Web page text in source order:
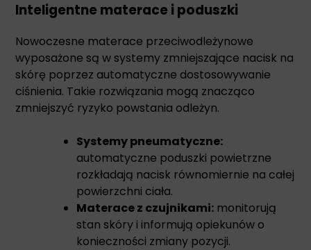
Inteligentne materace i poduszki
Nowoczesne materace przeciwodleżynowe
wyposażone są w systemy zmniejszające nacisk na
skórę poprzez automatyczne dostosowywanie
ciśnienia. Takie rozwiązania mogą znacząco
zmniejszyć ryzyko powstania odleżyn.
Systemy pneumatyczne:
automatyczne poduszki powietrzne
rozkładają nacisk równomiernie na całej
powierzchni ciała.
Materace z czujnikami: monitorują
stan skóry i informują opiekunów o
konieczności zmiany pozycji.